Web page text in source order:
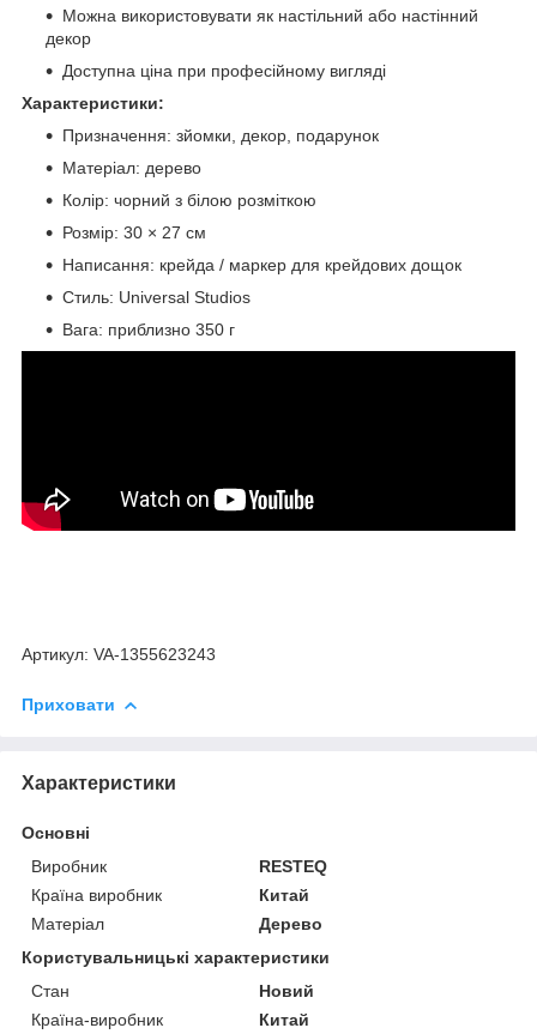
Можна використовувати як настільний або настінний
декор
Доступна ціна при професійному вигляді
Характеристики:
Призначення: зйомки, декор, подарунок
Матеріал: дерево
Колір: чорний з білою розміткою
Розмір: 30 × 27 см
Написання: крейда / маркер для крейдових дощок
Стиль: Universal Studios
Вага: приблизно 350 г
Артикул: VA-1355623243
Приховати
Характеристики
Основні
Виробник
RESTEQ
Країна виробник
Китай
Матеріал
Дерево
Користувальницькі характеристики
Стан
Новий
Країна-виробник
Китай